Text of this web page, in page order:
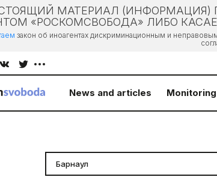
МАТЕРИАЛ (ИНФОРМАЦИЯ)
«РОСКОМСВОБОДА» ЛИБО
закон об иноагентах дискриминационным и
News and articles